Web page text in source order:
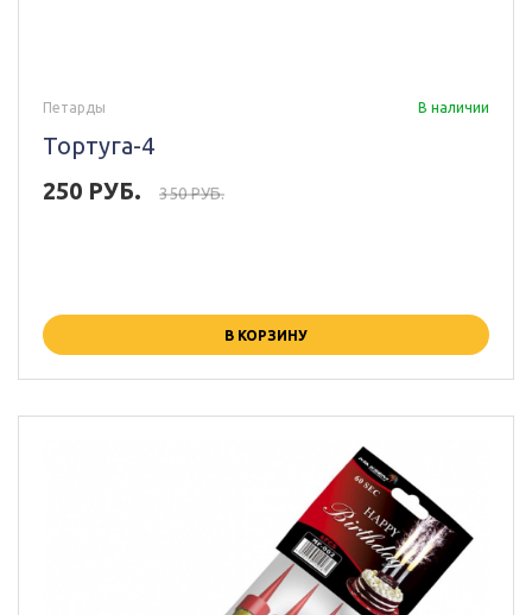
Петарды В наличии
Тортуга-4
250 РУБ.
350 РУБ.
В КОРЗИНУ